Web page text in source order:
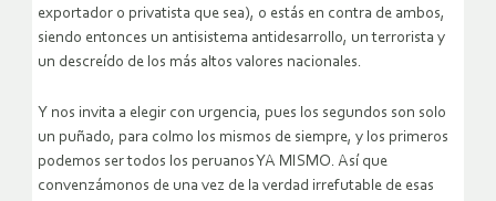
exportador o privatista que sea), o estás en contra de ambos,
siendo entonces un antisistema antidesarrollo, un terrorista y
un descreído de los más altos valores nacionales.
Y nos invita a elegir con urgencia, pues los segundos son solo
un puñado, para colmo los mismos de siempre, y los primeros
podemos ser todos los peruanos YA MISMO. Así que
convenzámonos de una vez de la verdad irrefutable de esas